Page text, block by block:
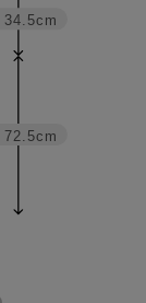
72.5cm
34.5cm